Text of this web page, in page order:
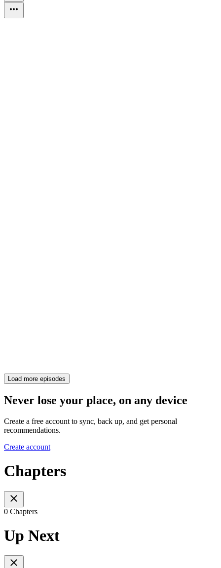
Load more episodes
Never lose your place, on any device
Create a free account to sync, back up, and get personal
recommendations.
Create account
Chapters
0 Chapters
Up Next